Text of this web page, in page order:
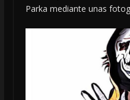
Parka mediante unas